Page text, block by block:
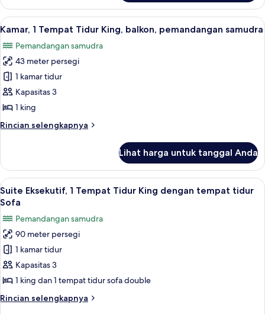
kebun
Kamar,
Tempat
King,
balkon,
pemandangan
kebun
Lihat
semua
foto
untuk
Kamar,
1
Tempat
King,
samudra
Seprai premium, brankas, meja
7
Kamar, 1 Tempat Tidur King, balkon, pemandangan samudra
Pemandangan samudra
43 meter persegi
1 kamar tidur
Kapasitas 3
1 king
Rincian selengkapnya
Rincian
Kamar,
Tempat
Tidur
balkon,
pemandangan
samudra
Lihat harga untuk tanggal Anda
Lihat
semua
untuk
Suite
Eksekutif,
1
Tempat
Tidur
King
Seprai premium, brankas, meja
15
Suite Eksekutif, 1 Tempat Tidur King dengan tempat tidur
Sofa
Pemandangan samudra
90 meter persegi
1 kamar tidur
Kapasitas 3
1 king dan 1 tempat tidur sofa double
Rincian selengkapnya
Rincian